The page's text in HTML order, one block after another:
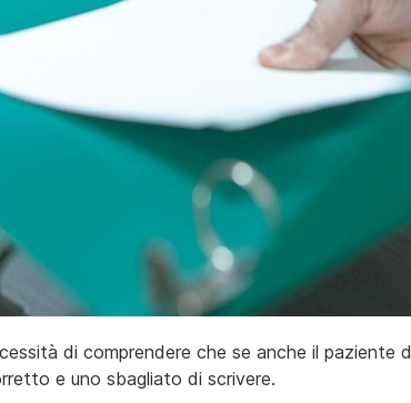
di comprendere che se anche il paziente
e uno sbagliato di scrivere.